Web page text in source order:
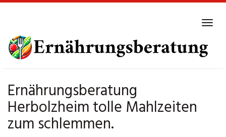
main
content
Ernährungsberatung
Herbolzheim tolle Mahlzeiten
zum schlemmen.